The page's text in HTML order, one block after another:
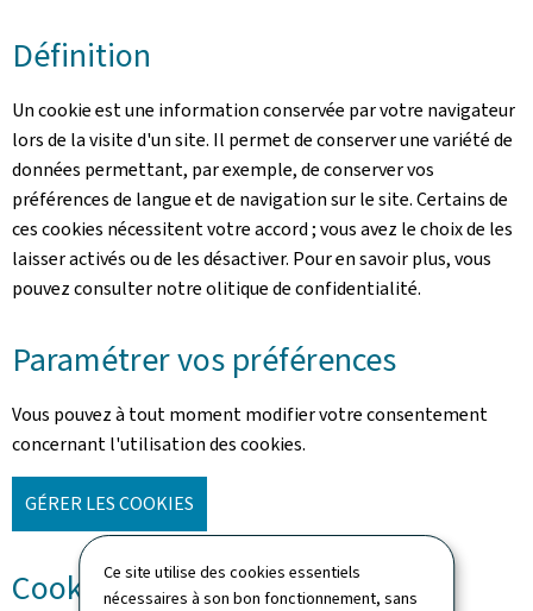
Ce site utilise des cookies essentiels
nécessaires à son bon fonctionnement, sans
Définition
Un cookie est une information conservée par votre navigateur
lors de la visite d'un site. Il permet de conserver une variété de
données permettant, par exemple, de conserver vos
préférences de langue et de navigation sur le site. Certains de
ces cookies nécessitent votre accord ; vous avez le choix de les
laisser activés ou de les désactiver. Pour en savoir plus, vous
pouvez consulter notre olitique de confidentialité.
Paramétrer vos préférences
Vous pouvez à tout moment modifier votre consentement
concernant l'utilisation des cookies.
GÉRER LES COOKIES
Cookies techniques